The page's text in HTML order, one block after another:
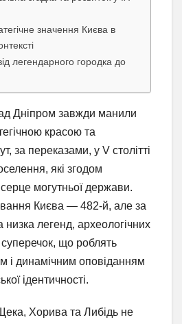
значення Києва в
легендарного городка до
Дніпром завжди манили
красою та
за переказами, у V столітті
які згодом
могутньої держави.
Києва — 482-й, але за
низка легенд, археологічних
суперечок, що роблять
і динамічним оповіданням
ідентичності.
Хорива та Либідь не